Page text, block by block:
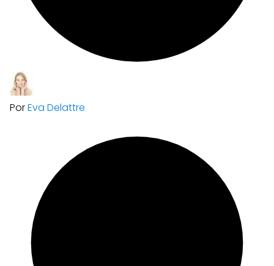
PorEva Delattre